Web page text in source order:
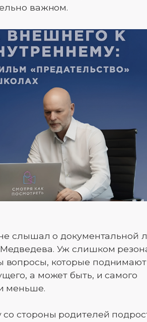
важном.
слышал о документальной
Уж слишком
которые
а может быть, и самого
меньше.
стороны родителей